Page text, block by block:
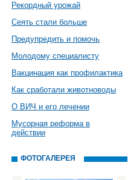
Рекордный урожай
Сеять стали больше
Предупредить и помочь
Молодому специалисту
Вакцинация как профилактика
Как сработали животноводы
О ВИЧ и его лечении
Мусорная реформа в
действии
ФОТОГАЛЕРЕЯ